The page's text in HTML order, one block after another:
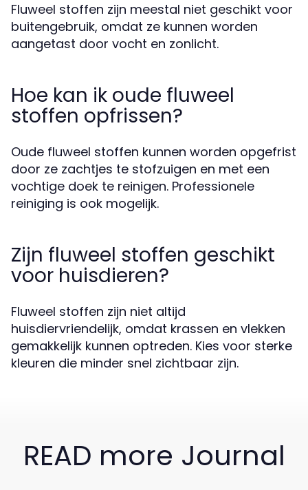
Fluweel stoffen zijn meestal niet geschikt voor
buitengebruik, omdat ze kunnen worden
aangetast door vocht en zonlicht.
Hoe kan ik oude fluweel
stoffen opfrissen?
Oude fluweel stoffen kunnen worden opgefrist
door ze zachtjes te stofzuigen en met een
vochtige doek te reinigen. Professionele
reiniging is ook mogelijk.
Zijn fluweel stoffen geschikt
voor huisdieren?
Fluweel stoffen zijn niet altijd
huisdiervriendelijk, omdat krassen en vlekken
gemakkelijk kunnen optreden. Kies voor sterke
kleuren die minder snel zichtbaar zijn.
READ more Journal